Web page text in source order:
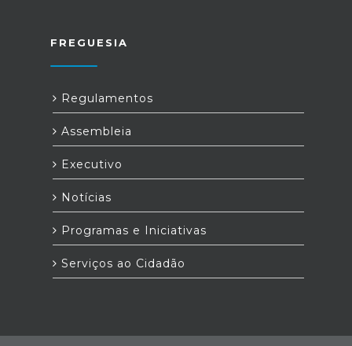
FREGUESIA
Regulamentos
Assembleia
Executivo
Notícias
Programas e Iniciativas
Serviços ao Cidadão